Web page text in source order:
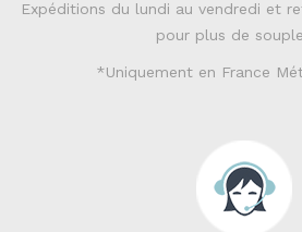
Expéditions du lundi au vendredi et
pour plus de
*Uniquement en France